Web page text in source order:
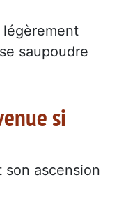
saupoudre
si
son ascension